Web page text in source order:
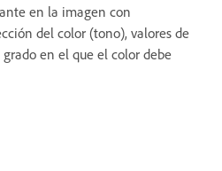
en la imagen con
del color (tono), valores de
en el que el color debe